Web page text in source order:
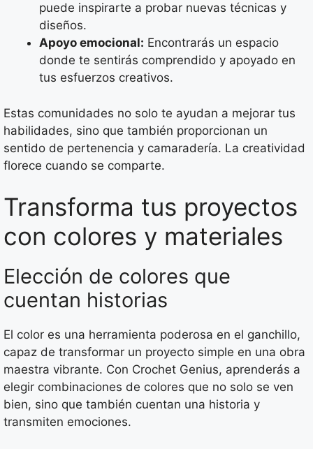
puede inspirarte a probar nuevas técnicas y
diseños.
Apoyo emocional: Encontrarás un espacio
donde te sentirás comprendido y apoyado en
tus esfuerzos creativos.
Estas comunidades no solo te ayudan a mejorar tus
habilidades, sino que también proporcionan un
sentido de pertenencia y camaradería. La creatividad
florece cuando se comparte.
Transforma tus proyectos
con colores y materiales
Elección de colores que
cuentan historias
El color es una herramienta poderosa en el ganchillo,
capaz de transformar un proyecto simple en una obra
maestra vibrante. Con Crochet Genius, aprenderás a
elegir combinaciones de colores que no solo se ven
bien, sino que también cuentan una historia y
transmiten emociones.